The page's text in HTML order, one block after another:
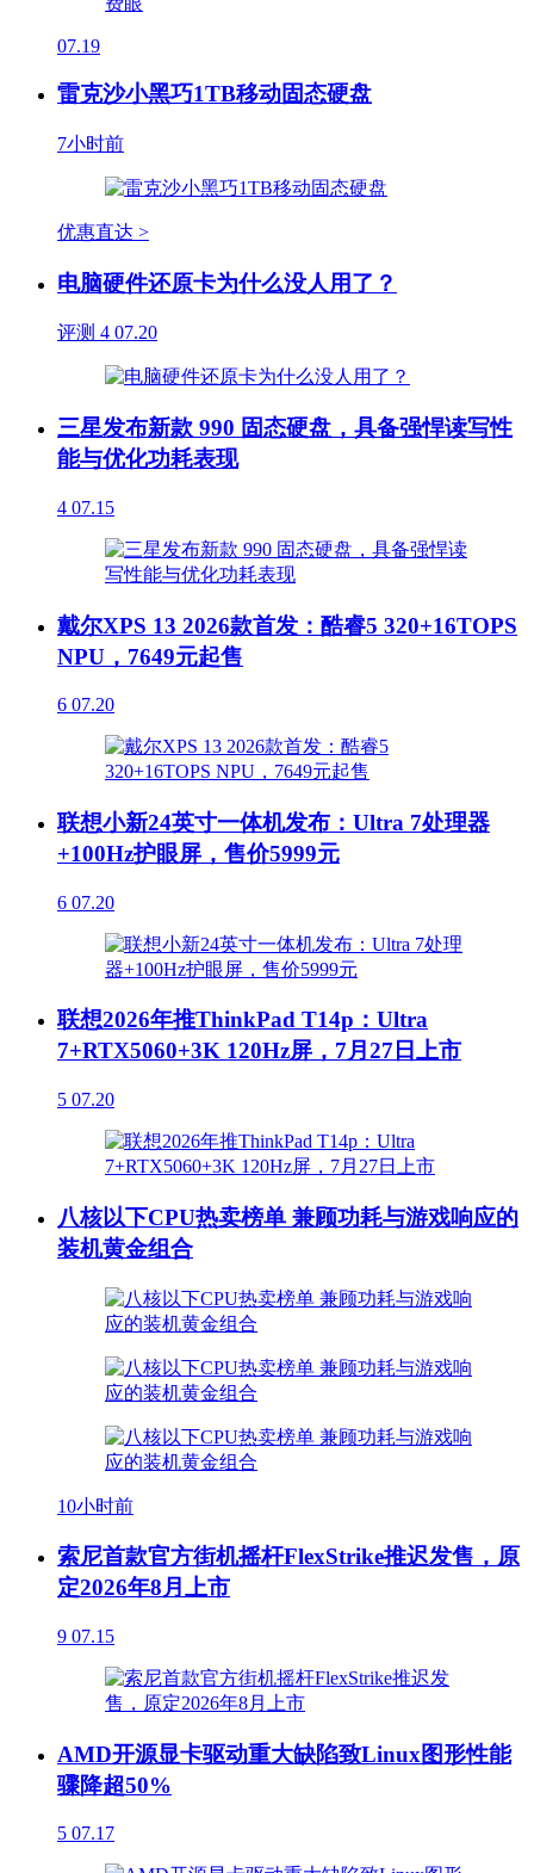
07.19
雷克沙小黑巧1TB移动固态硬盘
7小时前
优惠直达 >
电脑硬件还原卡为什么没人用了？
评测 4 07.20
三星发布新款 990 固态硬盘，具备强悍读写性
能与优化功耗表现
4 07.15
戴尔XPS 13 2026款首发：酷睿5 320+16TOPS
NPU，7649元起售
6 07.20
联想小新24英寸一体机发布：Ultra 7处理器
+100Hz护眼屏，售价5999元
6 07.20
联想2026年推ThinkPad T14p：Ultra
7+RTX5060+3K 120Hz屏，7月27日上市
5 07.20
八核以下CPU热卖榜单 兼顾功耗与游戏响应的
装机黄金组合
10小时前
索尼首款官方街机摇杆FlexStrike推迟发售，原
定2026年8月上市
9 07.15
AMD开源显卡驱动重大缺陷致Linux图形性能
骤降超50%
5 07.17